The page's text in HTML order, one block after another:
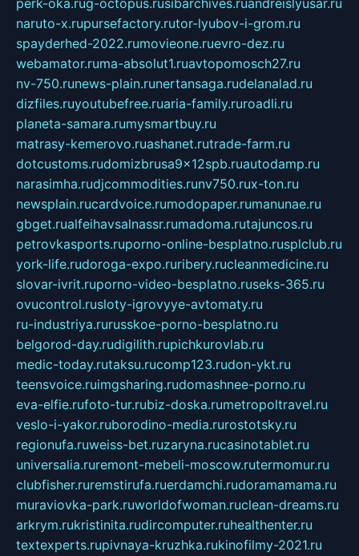
perk-oka.rug-octopus.rusibarchives.ruandreislyusar.ru
naruto-x.rupursefactory.rutor-lyubov-i-grom.ru
spayderhed-2022.rumovieone.ruevro-dez.ru
webamator.ruma-absolut1.ruavtopomosch27.ru
nv-750.runews-plain.runertansaga.rudelanalad.ru
dizfiles.ruyoutubefree.ruaria-family.ruroadli.ru
planeta-samara.rumysmartbuy.ru
matrasy-kemerovo.ruashanet.rutrade-farm.ru
dotcustoms.rudomizbrusa9x12spb.ruautodamp.ru
narasimha.rudjcommodities.runv750.rux-ton.ru
newsplain.rucardvoice.rumodopaper.rumanunae.ru
gbget.rualfeihavsalnassr.rumadoma.rutajuncos.ru
petrovkasports.ruporno-online-besplatno.rusplclub.ru
york-life.rudoroga-expo.ruribery.rucleanmedicine.ru
slovar-ivrit.ruporno-video-besplatno.ruseks-365.ru
ovucontrol.rusloty-igrovyye-avtomaty.ru
ru-industriya.rurusskoe-porno-besplatno.ru
belgorod-day.rudigilith.rupichkurovlab.ru
medic-today.rutaksu.rucomp123.rudon-ykt.ru
teensvoice.ruimgsharing.rudomashnee-porno.ru
eva-elfie.rufoto-tur.rubiz-doska.rumetropoltravel.ru
veslo-i-yakor.ruborodino-media.rurostotsky.ru
regionufa.ruweiss-bet.ruzaryna.rucasinotablet.ru
universalia.ruremont-mebeli-moscow.rutermomur.ru
clubfisher.ruremstirufa.ruerdamchi.rudoramamama.ru
muraviovka-park.ruworldofwoman.ruclean-dreams.ru
arkrym.rukristinita.rudircomputer.ruhealthenter.ru
textexperts.rupivnaya-kruzhka.rukinofilmy-2021.ru